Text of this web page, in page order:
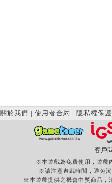
關於我們 | 使用者合約 | 隱私權保護
客戶
※本遊戲為免費使用，遊戲
※請注意遊戲時間，避免
※本遊戲提供之機會中獎商品，